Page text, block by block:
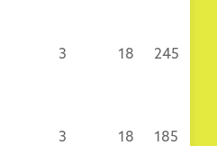
3 18 245
3 18 185